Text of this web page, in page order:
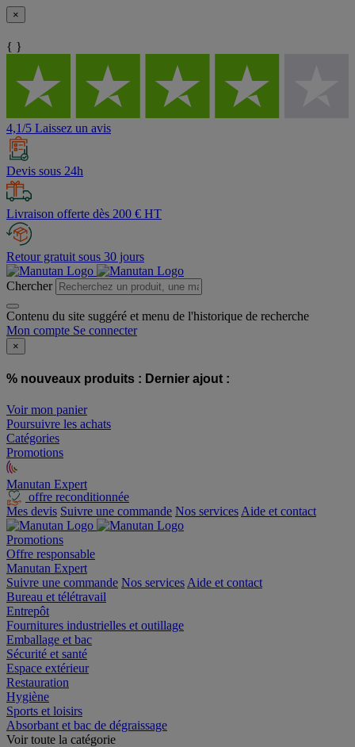
×
{ }
4,1/5 Laissez un avis
Devis sous 24h
Livraison offerte dès 200 € HT
Retour gratuit sous 30 jours
Chercher
Contenu du site suggéré et menu de l'historique de recherche
Mon compte Se connecter
×
% nouveaux produits : Dernier ajout :
Voir mon panier
Poursuivre les achats
Catégories
Promotions
Manutan Expert
offre reconditionnée
Mes devis Suivre une commande Nos services Aide et contact
Promotions
Offre responsable
Manutan Expert
Suivre une commande Nos services Aide et contact
Bureau et télétravail
Entrepôt
Fournitures industrielles et outillage
Emballage et bac
Sécurité et santé
Espace extérieur
Restauration
Hygiène
Sports et loisirs
Absorbant et bac de dégraissage
Voir toute la catégorie